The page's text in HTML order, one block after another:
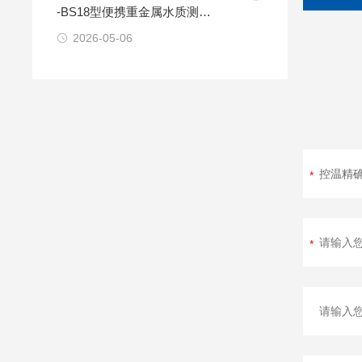
-BS18型便携重金属水质测定
仪工作原理
2026-05-06